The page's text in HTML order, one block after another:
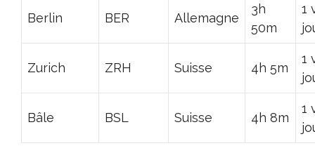
Berlin BER Allemagne
3h
50m
1
Zurich ZRH Suisse 4h 5m
1
Bâle BSL Suisse 4h 8m
1